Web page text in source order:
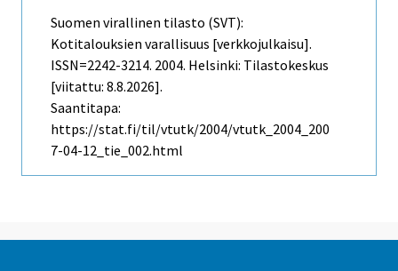
Suomen virallinen tilasto (SVT):
Kotitalouksien varallisuus [verkkojulkaisu].
ISSN=2242-3214. 2004. Helsinki: Tilastokeskus
[viitattu: 8.8.2026].
Saantitapa:
https://stat.fi/til/vtutk/2004/vtutk_2004_200
7-04-12_tie_002.html